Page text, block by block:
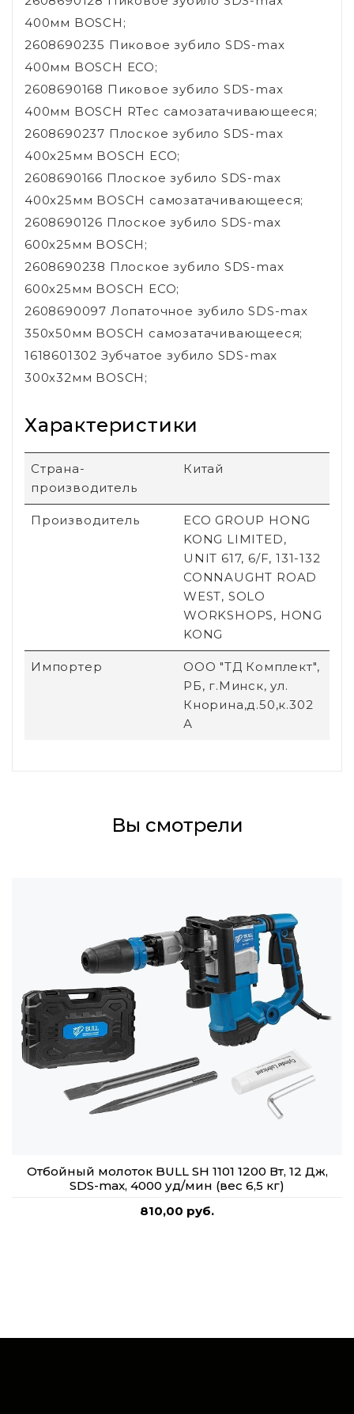
400мм BOSCH;
2608690235 Пиковое зубило SDS-max
400мм BOSCH ECO;
2608690168 Пиковое зубило SDS-max
400мм BOSCH RTec самозатачивающееся;
2608690237 Плоское зубило SDS-max
400х25мм BOSCH ECO;
2608690166 Плоское зубило SDS-max
400х25мм BOSCH самозатачивающееся;
2608690126 Плоское зубило SDS-max
600х25мм BOSCH;
2608690238 Плоское зубило SDS-max
600х25мм BOSCH ECO;
2608690097 Лопаточное зубило SDS-max
350х50мм BOSCH самозатачивающееся;
1618601302 Зубчатое зубило SDS-max
300х32мм BOSCH;
Характеристики
Страна-
производитель
Китай
Производитель
ECO GROUP HONG
KONG LIMITED,
UNIT 617, 6/F, 131-132
CONNAUGHT ROAD
WEST, SOLO
WORKSHOPS, HONG
KONG
Импортер
ООО "ТД Комплект",
РБ, г.Минск, ул.
Кнорина,д.50,к.302
А
Вы смотрели
Отбойный молоток BULL SH 1101 1200 Вт, 12 Дж,
SDS-max, 4000 уд/мин (вес 6,5 кг)
810,00 руб.